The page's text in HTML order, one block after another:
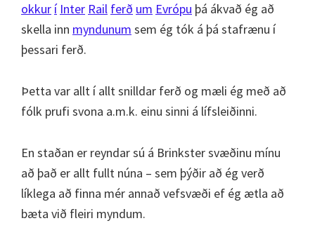
okkur í Inter Rail ferð um Evrópu þá ákvað ég að
skella inn myndunum sem ég tók á þá stafrænu í
þessari ferð.
Þetta var allt í allt snilldar ferð og mæli ég með að
fólk prufi svona a.m.k. einu sinni á lífsleiðinni.
En staðan er reyndar sú á Brinkster svæðinu mínu
að það er allt fullt núna – sem þýðir að ég verð
líklega að finna mér annað vefsvæði ef ég ætla að
bæta við fleiri myndum.